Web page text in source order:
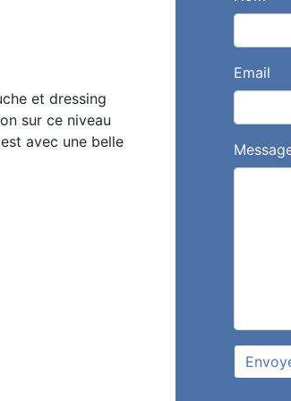
et dressing
sur ce niveau
avec une belle
Email